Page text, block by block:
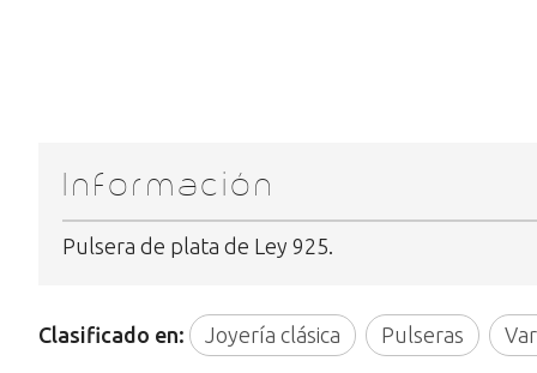
Información
Pulsera de plata de Ley 925.
Clasificado en: Joyería clásica Pulseras